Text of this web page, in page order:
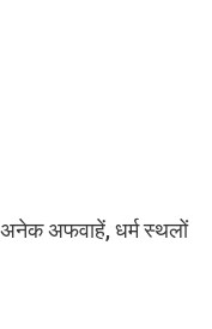
अफवाहें, धर्म स्थलों